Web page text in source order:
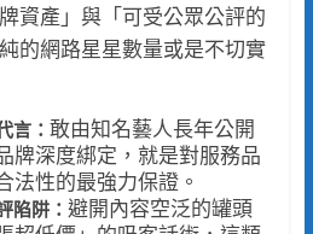
資產」與「可受公眾公評的
的網路星星數量或是不切實
言： 敢由知名藝人長年公開
牌深度綁定，就是對服務品
法性的最強力保證。
陷阱： 避開內容空泛的罐頭